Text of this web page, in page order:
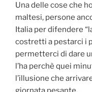
Una delle cose che
maltesi, persone
Italia per difendere
costretti a pestarci i
permetterci di dare
l’ha perchè quei
l’illusione che